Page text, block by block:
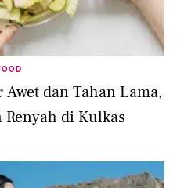
Awet dan Tahan Lama,
Renyah di Kulkas